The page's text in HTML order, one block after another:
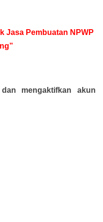
Jasa Pembuatan NPWP
mengaktifkan akun